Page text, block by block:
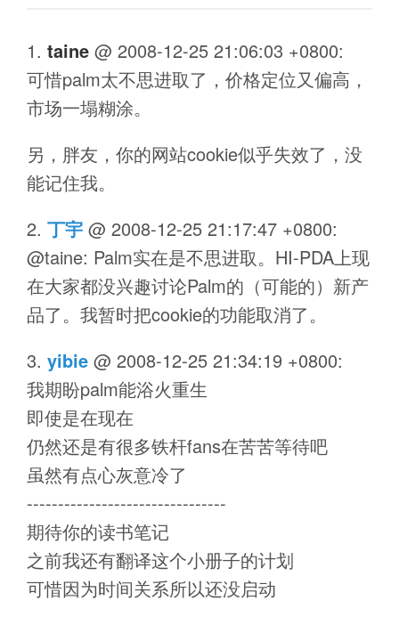
taine @ 2008-12-25 21:06:03 +0800:
可惜palm太不思进取了，价格定位又偏高，
市场一塌糊涂。
另，胖友，你的网站cookie似乎失效了，没
能记住我。
丁宇 @ 2008-12-25 21:17:47 +0800:
@taine: Palm实在是不思进取。HI-PDA上现
在大家都没兴趣讨论Palm的（可能的）新产
品了。我暂时把cookie的功能取消了。
yibie @ 2008-12-25 21:34:19 +0800:
我期盼palm能浴火重生
即使是在现在
仍然还是有很多铁杆fans在苦苦等待吧
虽然有点心灰意冷了
--------------------------------
期待你的读书笔记
之前我还有翻译这个小册子的计划
可惜因为时间关系所以还没启动